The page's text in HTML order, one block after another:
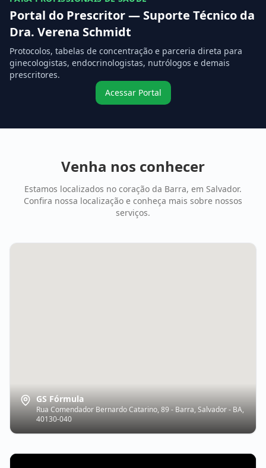
Portal do Prescritor — Suporte Técnico da
Dra. Verena Schmidt
Protocolos, tabelas de concentração e parceria direta para
ginecologistas, endocrinologistas, nutrólogos e demais
prescritores.
Acessar Portal
Venha nos conhecer
Estamos localizados no coração da Barra, em Salvador.
Confira nossa localização e conheça mais sobre nossos
serviços.
GS Fórmula
Rua Comendador Bernardo Catarino, 89 - Barra, Salvador - BA,
40130-040